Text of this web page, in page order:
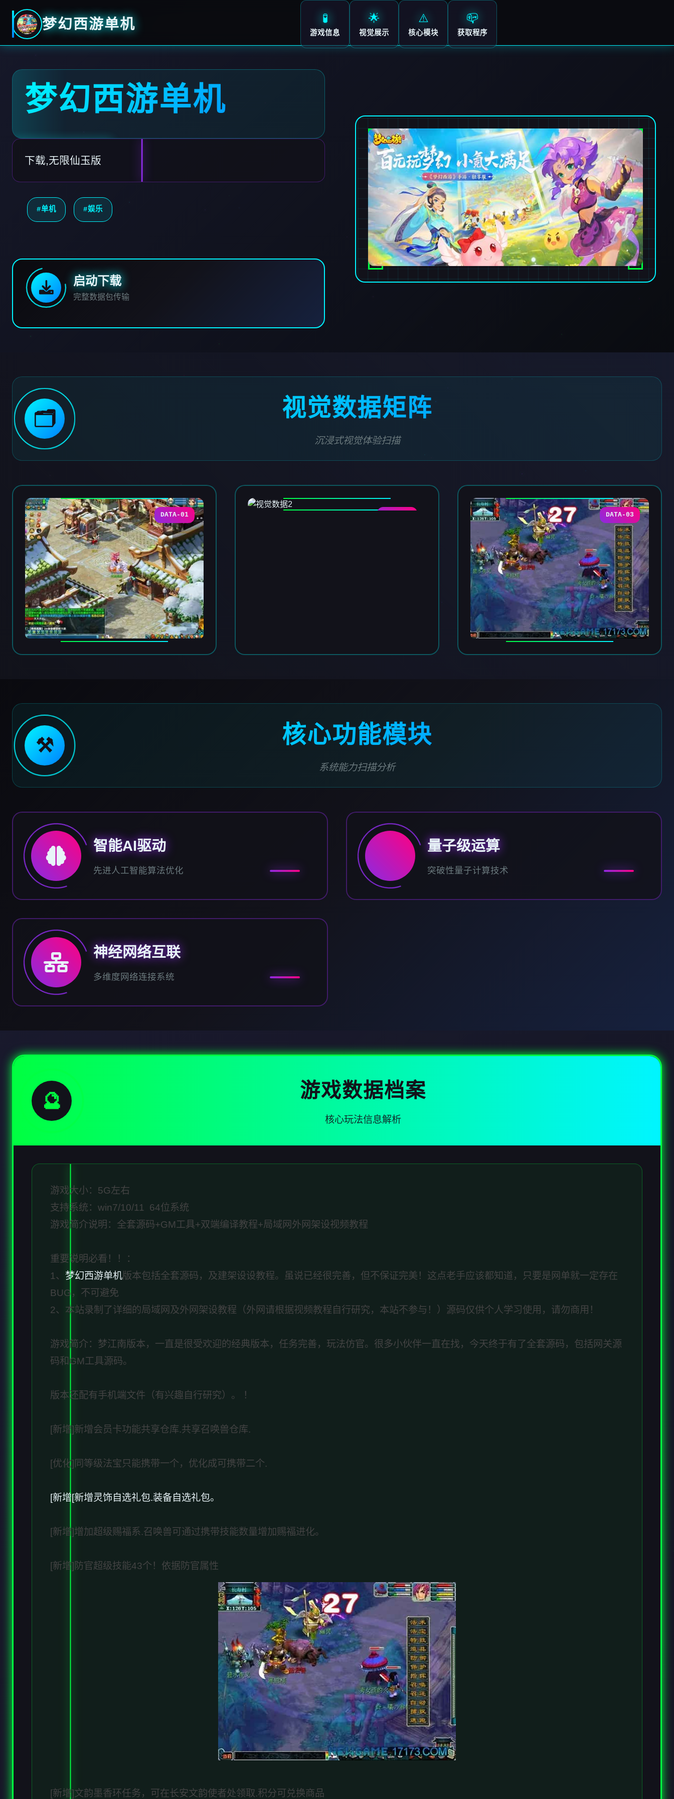
梦幻西游单机 🧪
游戏信息
🌟
视觉展示
⚠️
核心模块
📪
获取程序
梦幻西游单机
下载,无限仙玉版
#单机 #娱乐
启动下载
完整数据包传输
🗂️ 视觉数据矩阵
沉浸式视觉体验扫描
DATA-01 DATA-03
⚒️ 核心功能模块
系统能力扫描分析
智能AI驱动
先进人工智能算法优化
量子级运算
突破性量子计算技术
神经网络互联
多维度网络连接系统
🔮 游戏数据档案
核心玩法信息解析
游戏大小：5G左右
支持系统：win7/10/11 64位系统
游戏简介说明：全套源码+GM工具+双端编译教程+局域网外网架设视频教程
重要说明必看！！：
1、 梦幻西游单机版本包括全套源码，及建架设设教程。虽说已经很完善，但不保证完美！这点老手应该都知道，只要是网单就一定存在
BUG，不可避免
2、本站录制了详细的局域网及外网架设教程（外网请根据视频教程自行研究，本站不参与！）源码仅供个人学习使用，请勿商用！
游戏简介：梦江南版本，一直是很受欢迎的经典版本，任务完善，玩法仿官。很多小伙伴一直在找，今天终于有了全套源码，包括网关源
码和GM工具源码。
版本还配有手机端文件（有兴趣自行研究）。 ！
[新增]新增会员卡功能共享仓库.共享召唤兽仓库.
[优化]同等级法宝只能携带一个，优化成可携带二个.
[新增[新增灵饰自选礼包.装备自选礼包。
[新增]增加超级赐福系.召唤兽可通过携带技能数量增加赐福进化。
[新增]防官超级技能43个！依据防官属性
[新增]文韵墨香环任务，可在长安文韵使者处领取.积分可兑换商品